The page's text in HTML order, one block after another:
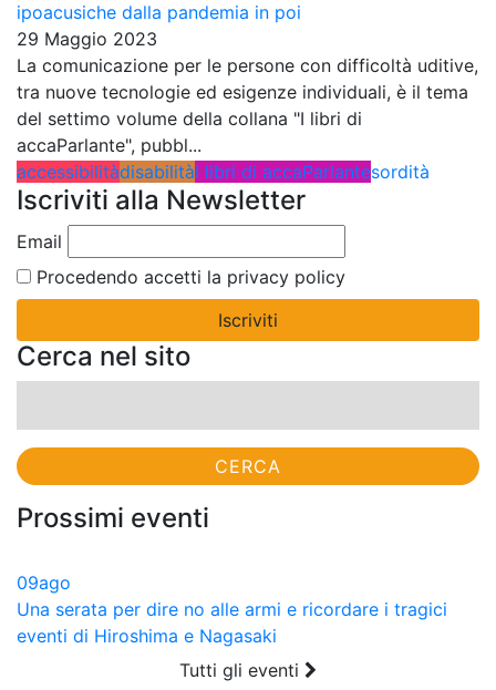
ipoacusiche dalla pandemia in poi
29 Maggio 2023
La comunicazione per le persone con difficoltà uditive,
tra nuove tecnologie ed esigenze individuali, è il tema
del settimo volume della collana "I libri di
accaParlante", pubbl...
accessibilitàdisabilitàI libri di accaParlantesordità
Iscriviti alla Newsletter
Email
Procedendo accetti la privacy policy
Cerca nel sito
Prossimi eventi
09ago
Una serata per dire no alle armi e ricordare i tragici
eventi di Hiroshima e Nagasaki
Tutti gli eventi